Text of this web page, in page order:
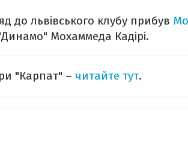
до львівського клубу прибув
Мохаммеда Кадірі.
"Карпат" – читайте тут.